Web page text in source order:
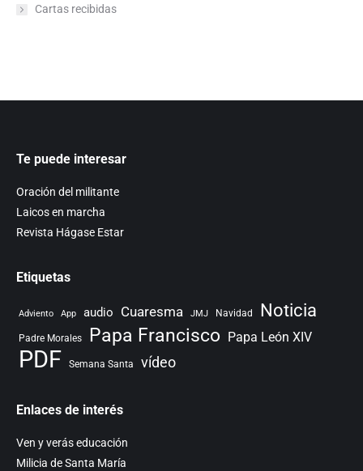
Cartas recibidas
Te puede interesar
Oración del militante
Laicos en marcha
Revista Hágase Estar
Etiquetas
Adviento App audio Cuaresma JMJ Navidad Noticia
Padre Morales Papa Francisco Papa León XIV
PDF Semana Santa vídeo
Enlaces de interés
Ven y verás educación
Milicia de Santa María